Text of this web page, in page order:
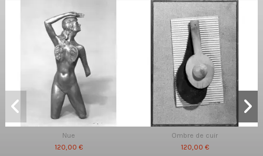
Nue
120,00 €
Ombre de cuir
120,00 €